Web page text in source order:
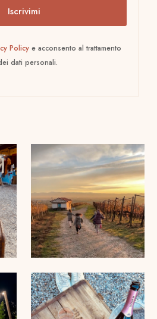
Policy e acconsento al trattamento
dati personali.